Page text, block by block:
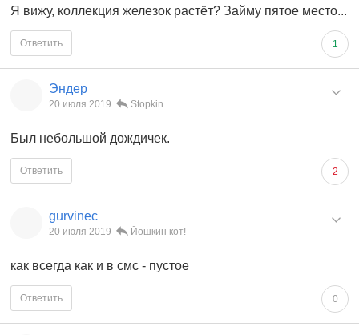
Я вижу, коллекция железок растёт? Займу пятое место...
1
Ответить
Эндер
20 июля 2019 Stopkin
Был небольшой дождичек.
2
Ответить
gurvinec
20 июля 2019 Йошкин кот!
как всегда как и в смс - пустое
0
Ответить